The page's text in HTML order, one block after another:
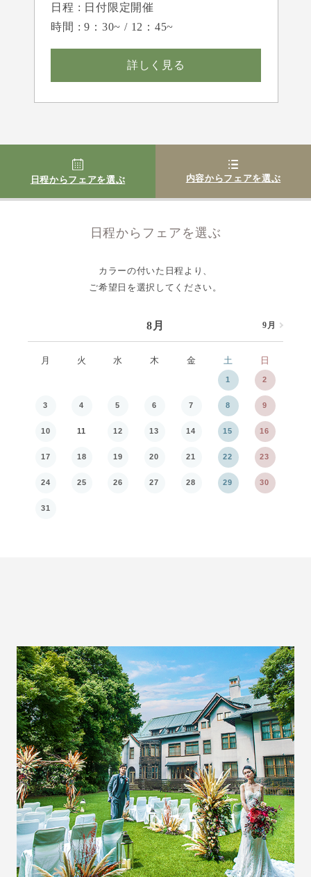
日程 : 日付限定開催
時間 : 9：30~ / 12：45~
詳しく見る
日程からフェアを選ぶ 内容からフェアを選ぶ
日程からフェアを選ぶ
カラーの付いた日程より、
ご希望日を選択してください。
8月 9月
月 火 水 木 金 土 日
1 2
3 4 5 6 7 8 9
10 11 12 13 14 15 16
17 18 19 20 21 22 23
24 25 26 27 28 29 30
31